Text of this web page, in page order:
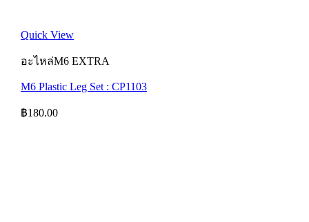
Quick View
อะไหล่M6 EXTRA
M6 Plastic Leg Set : CP1103
฿180.00